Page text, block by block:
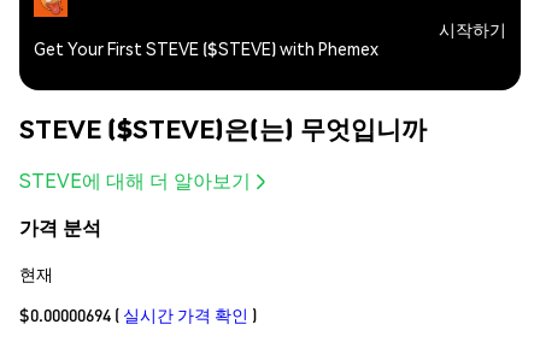
Get Your First STEVE ($STEVE) with Phemex
시작하기
STEVE ($STEVE)은(는) 무엇입니까
STEVE에 대해 더 알아보기
가격 분석
현재
$0.00000694 ( 실시간 가격 확인 )